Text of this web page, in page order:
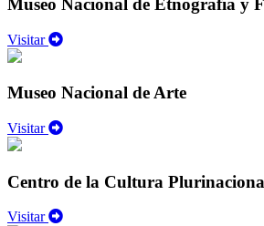
Museo Nacional de Etnografía y
Visitar
Museo Nacional de Arte
Visitar
Centro de la Cultura
Visitar